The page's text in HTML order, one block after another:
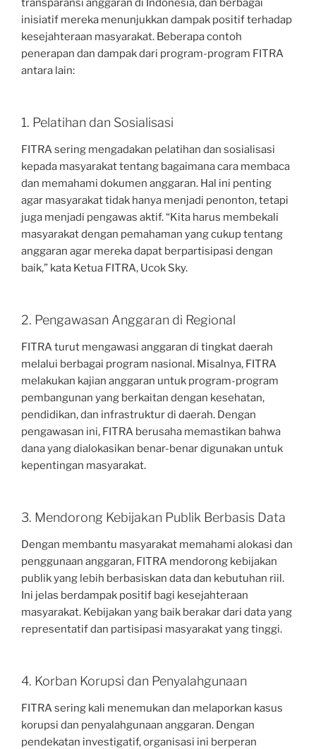
transparansi anggaran di Indonesia, dan berbagai
inisiatif mereka menunjukkan dampak positif terhadap
kesejahteraan masyarakat. Beberapa contoh
penerapan dan dampak dari program-program FITRA
antara lain:
1. Pelatihan dan Sosialisasi
FITRA sering mengadakan pelatihan dan sosialisasi
kepada masyarakat tentang bagaimana cara membaca
dan memahami dokumen anggaran. Hal ini penting
agar masyarakat tidak hanya menjadi penonton, tetapi
juga menjadi pengawas aktif. “Kita harus membekali
masyarakat dengan pemahaman yang cukup tentang
anggaran agar mereka dapat berpartisipasi dengan
baik,” kata Ketua FITRA, Ucok Sky.
2. Pengawasan Anggaran di Regional
FITRA turut mengawasi anggaran di tingkat daerah
melalui berbagai program nasional. Misalnya, FITRA
melakukan kajian anggaran untuk program-program
pembangunan yang berkaitan dengan kesehatan,
pendidikan, dan infrastruktur di daerah. Dengan
pengawasan ini, FITRA berusaha memastikan bahwa
dana yang dialokasikan benar-benar digunakan untuk
kepentingan masyarakat.
3. Mendorong Kebijakan Publik Berbasis Data
Dengan membantu masyarakat memahami alokasi dan
penggunaan anggaran, FITRA mendorong kebijakan
publik yang lebih berbasiskan data dan kebutuhan riil.
Ini jelas berdampak positif bagi kesejahteraan
masyarakat. Kebijakan yang baik berakar dari data yang
representatif dan partisipasi masyarakat yang tinggi.
4. Korban Korupsi dan Penyalahgunaan
FITRA sering kali menemukan dan melaporkan kasus
korupsi dan penyalahgunaan anggaran. Dengan
pendekatan investigatif, organisasi ini berperan